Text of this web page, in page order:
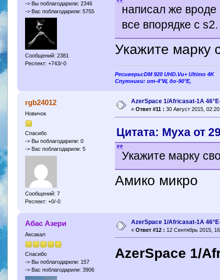
-> Вы поблагодарили: 2346
-> Вас поблагодарили: 5755
Сообщений: 2381
Респект: +743/-0
написал же вроде
все впорядке с s2.
Укажите марку
Ресиверы:DM 920 UHD.Vu+ Ultimo 4K
Спутники: от-4°W, до-90°E,
rgb24012
Новичок
Спасибо
-> Вы поблагодарили: 0
-> Вас поблагодарили: 5
Сообщений: 7
Респект: +0/-0
AzerSpace 1/Africasat-1A
« Ответ #11 : 30 Август 2015,
Цитата: Муха от
Укажите марку
Амико микро
Абас Азери
Аксакал
Спасибо
-> Вы поблагодарили: 157
-> Вас поблагодарили: 3906
AzerSpace 1/Africasat-1A
« Ответ #12 : 12 Сентябрь 2015,
AzerSpace 1/